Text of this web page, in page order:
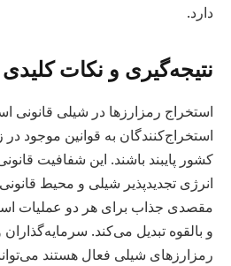
دارد.
نتیجه‌گیری و نکات کلیدی
استخراج رمزارزها در شیلی
استخراج‌کنندگان به قوانین موجود
کشور پایبند باشند. این شفافیت
انرژی تجدیدپذیر شیلی و محیط
مقصدی جذاب برای هر دو عملیات
و بالقوه تبدیل می‌کند. سرمایه‌گذاران
رمزارزهای شیلی فعال هستند